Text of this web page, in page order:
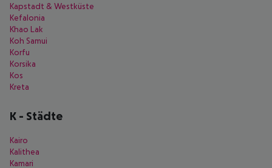
Kapstadt & Westküste
Kefalonia
Khao Lak
Koh Samui
Korfu
Korsika
Kos
Kreta
K - Städte
Kairo
Kalithea
Kamari